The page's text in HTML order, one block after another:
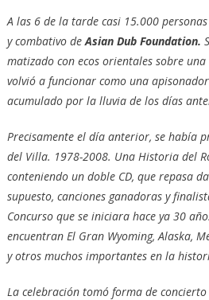
A las 6 de la tarde casi 15.000
y combativo de Asian Dub Foundation.
matizado con ecos orientales sobre
volvió a funcionar como una
acumulado por la lluvia de los días
Precisamente el día anterior, se había
del Villa. 1978-2008. Una Historia del
conteniendo un doble CD, que repasa
supuesto, canciones ganadoras y
Concurso que se iniciara hace ya 30
encuentran El Gran Wyoming, Alaska,
y otros muchos importantes en la
La celebración tomó forma de